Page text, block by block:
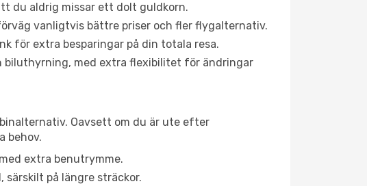
du aldrig missar ett dolt guldkorn.
vanligtvis bättre priser och fler flygalternativ.
för extra besparingar på din totala resa.
biluthyrning, med extra flexibilitet för ändringar
Oavsett om du är ute efter
behov.
extra benutrymme.
på längre sträckor.